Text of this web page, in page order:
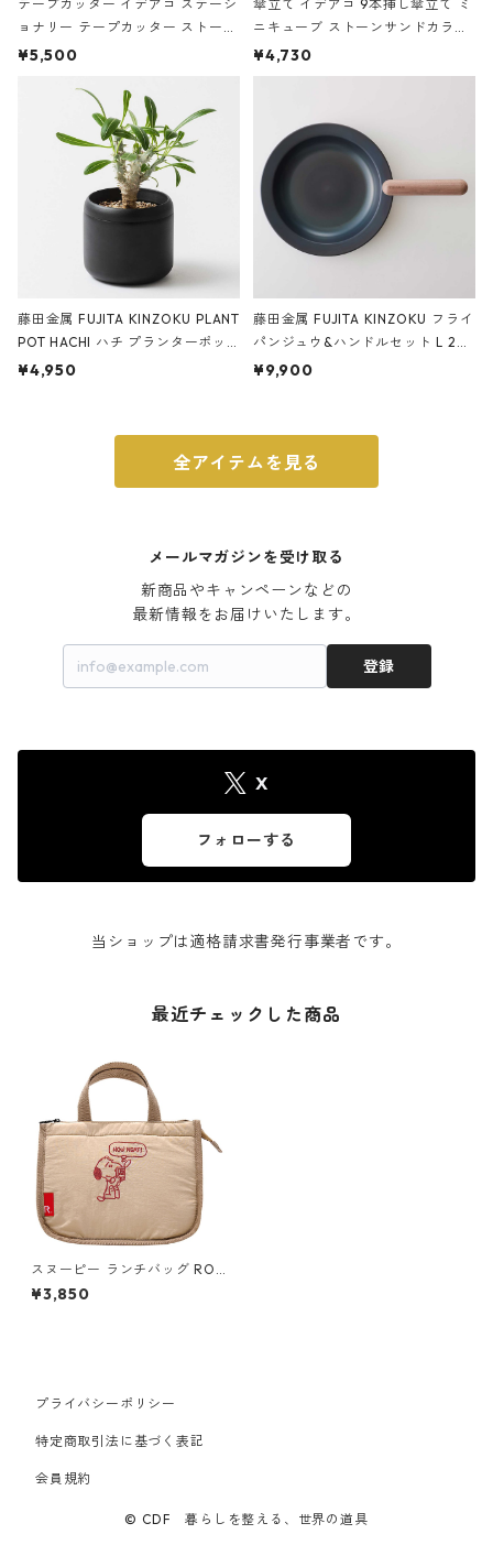
テープカッター イデアコ ステーシ
ョナリー テープカッター ストーン
サンドカラー 石調 ideaco Station
¥5,500
傘立て イデアコ 9本挿し傘立て ミ
ニキューブ ストーンサンドカラー
石調 ideaco Umbrella Stand CUB
E ストーンサンドブラック
¥4,730
藤田金属 FUJITA KINZOKU PLANT
POT HACHI ハチ プランターポッ
ト 3号 ブラック
¥4,950
藤田金属 FUJITA KINZOKU フライ
パンジュウ&ハンドルセット L 24c
m ガス火・IH対応 鉄フライパン
¥9,900
全アイテムを見る
メールマガジンを受け取る
新商品やキャンペーンなどの
最新情報をお届けいたします。
登録
X
フォローする
当ショップは適格請求書発行事業者です。
最近チェックした商品
スヌーピー ランチバッグ ROO
TOTE ルートート IP.サーモキ
ーパー.デリ.ピーナッツ-8G ニ
¥3,850
プライバシーポリシー
特定商取引法に基づく表記
会員規約
© CDF 暮らしを整える、世界の道具